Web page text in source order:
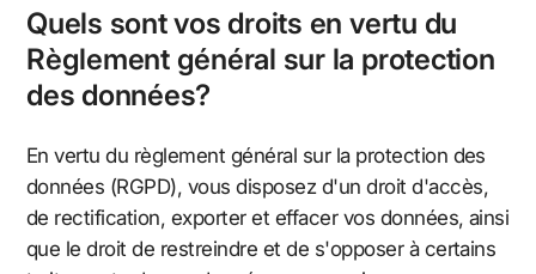
Quels sont vos droits en vertu du
Règlement général sur la protection
des données?
En vertu du règlement général sur la protection des
données (RGPD), vous disposez d'un droit d'accès,
de rectification, exporter et effacer vos données, ainsi
que le droit de restreindre et de s'opposer à certains